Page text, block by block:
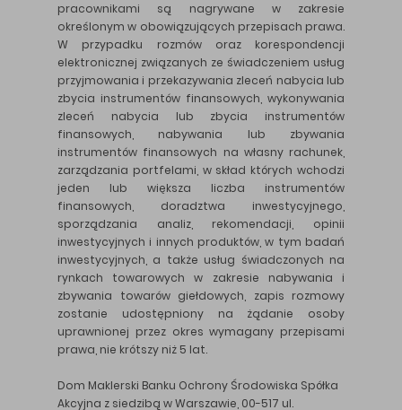
pracownikami są nagrywane w zakresie
określonym w obowiązujących przepisach prawa.
W przypadku rozmów oraz korespondencji
elektronicznej związanych ze świadczeniem usług
przyjmowania i przekazywania zleceń nabycia lub
zbycia instrumentów finansowych, wykonywania
zleceń nabycia lub zbycia instrumentów
finansowych, nabywania lub zbywania
instrumentów finansowych na własny rachunek,
zarządzania portfelami, w skład których wchodzi
jeden lub większa liczba instrumentów
finansowych, doradztwa inwestycyjnego,
sporządzania analiz, rekomendacji, opinii
inwestycyjnych i innych produktów, w tym badań
inwestycyjnych, a także usług świadczonych na
rynkach towarowych w zakresie nabywania i
zbywania towarów giełdowych, zapis rozmowy
zostanie udostępniony na żądanie osoby
uprawnionej przez okres wymagany przepisami
prawa, nie krótszy niż 5 lat.
Dom Maklerski Banku Ochrony Środowiska Spółka
Akcyjna z siedzibą w Warszawie, 00-517 ul.